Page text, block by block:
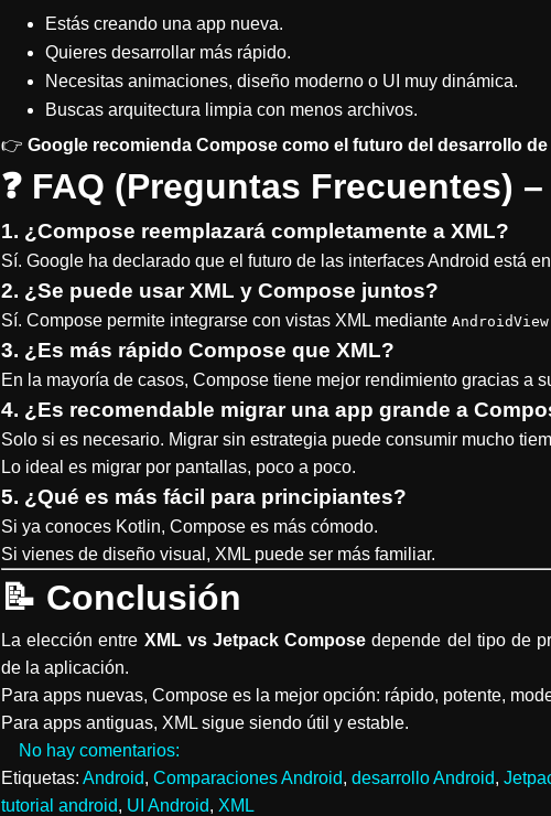
Estás creando una app nueva.
Quieres desarrollar más rápido.
Necesitas animaciones, diseño moderno o UI muy dinámica.
Buscas arquitectura limpia con menos archivos.
👉 Google recomienda Compose como el futuro del desarrollo
❓ FAQ (Preguntas Frecuentes)
1. ¿Compose reemplazará completamente a XML?
Sí. Google ha declarado que el futuro de las interfaces Android está
2. ¿Se puede usar XML y Compose juntos?
Sí. Compose permite integrarse con vistas XML mediante AndroidView
3. ¿Es más rápido Compose que XML?
En la mayoría de casos, Compose tiene mejor rendimiento gracias a
4. ¿Es recomendable migrar una app grande a
Solo si es necesario. Migrar sin estrategia puede consumir mucho
Lo ideal es migrar por pantallas, poco a poco.
5. ¿Qué es más fácil para principiantes?
Si ya conoces Kotlin, Compose es más cómodo.
Si vienes de diseño visual, XML puede ser más familiar.
📝 Conclusión
La elección entre XML vs Jetpack Compose depende del tipo de
de la aplicación.
Para apps nuevas, Compose es la mejor opción: rápido, potente,
Para apps antiguas, XML sigue siendo útil y estable.
No hay comentarios:
Etiquetas: Android, Comparaciones Android, desarrollo Android,
tutorial android, UI Android, XML